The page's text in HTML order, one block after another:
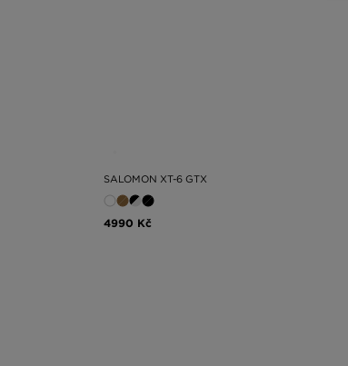
SALOMON XT-6 GTX
4990 Kč